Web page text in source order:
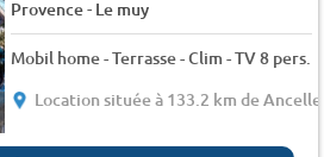
Provence- Le muy
Mobil home - Terrasse - Clim - TV 8 pers.
Location située à 133.2 km de Ancelle